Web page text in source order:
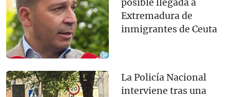
posible llegada a
Extremadura de
inmigrantes de Ceuta
La Policía Nacional
interviene tras una